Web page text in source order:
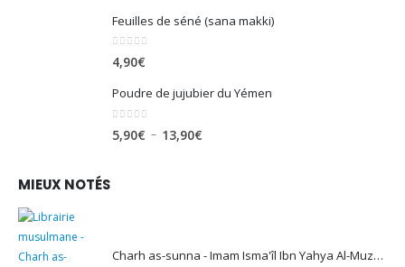
Feuilles de séné (sana makki)
0 sur 5
4,90€
Poudre de jujubier du Yémen
5,90€ – 13,90€
MIEUX NOTÉS
Charh as-sunna - Imam Isma'îl Ibn Yahya Al-Muzanî